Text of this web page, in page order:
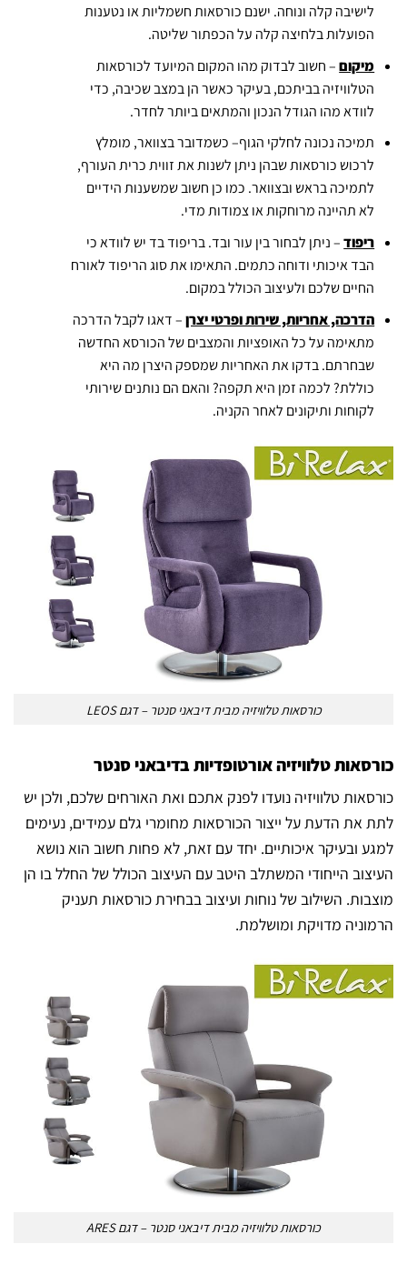
לישיבה קלה ונוחה. ישנם כורסאות חשמליות או נטענות
הפועלות בלחיצה קלה על הכפתור שליטה.
מיקום– חשוב לבדוק מהו המקום המיועד לכורסאות
הטלוויזיה בביתכם, בעיקר כאשר הן במצב שכיבה, כדי
לוודא מהו הגודל הנכון והמתאים ביותר לחדר.
תמיכה נכונה לחלקי הגוף– כשמדובר בצוואר, מומלץ
לרכוש כורסאות שבהן ניתן לשנות את זווית כרית העורף,
לתמיכה בראש ובצוואר. כמו כן חשוב שמשענות הידיים
לא תהיינה מרוחקות או צמודות מדי.
ריפוד– ניתן לבחור בין עור ובד. בריפוד בד יש לוודא כי
הבד איכותי ודוחה כתמים. התאימו את סוג הריפוד לאורח
החיים שלכם ולעיצוב הכולל במקום.
הדרכה, אחריות, שירות ופרטי יצרן– דאגו לקבל הדרכה
מתאימה על כל האופציות והמצבים של הכורסא החדשה
שבחרתם. בדקו את האחריות שמספק היצרן מה היא
כוללת? לכמה זמן היא תקפה? והאם הם נותנים שירותי
לקוחות ותיקונים לאחר הקניה.
כורסאות טלוויזיה מבית דיבאני סנטר – דגם LEOS
כורסאות טלוויזיה אורטופדיות בדיבאני סנטר
כורסאות טלוויזיה נועדו לפנק אתכם ואת האורחים שלכם, ולכן יש
לתת את הדעת על ייצור הכורסאות מחומרי גלם עמידים, נעימים
למגע ובעיקר איכותיים. יחד עם זאת, לא פחות חשוב הוא נושא
העיצוב הייחודי המשתלב היטב עם העיצוב הכולל של החלל בו הן
מוצבות. השילוב של נוחות ועיצוב בבחירת כורסאות תעניק
הרמוניה מדויקת ומושלמת.
כורסאות טלוויזיה מבית דיבאני סנטר – דגם ARES